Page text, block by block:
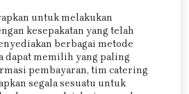
untuk melakukan
kesepakatan yang telah
berbagai metode
dapat memilih yang paling
pembayaran, tim catering
segala sesuatu untuk